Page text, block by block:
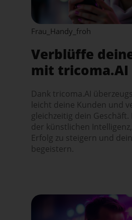
Verblüffe
mit tricoma.AI
Dank tricoma.AI
leicht deine Kunden und
gleichzeitig dein
der künstlichen
Erfolg zu steigern und
begeistern.
Frau_Handy_froh